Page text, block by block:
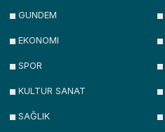
GUNDEM
EKONOMI
SPOR
KULTUR SANAT
SAĞLIK